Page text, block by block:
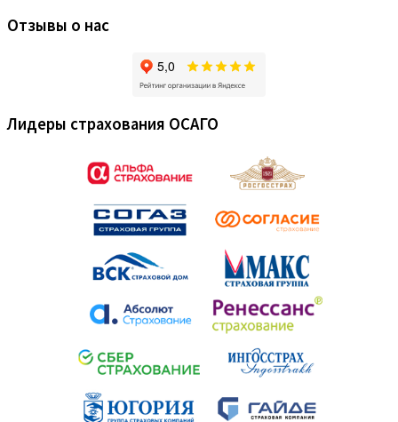
Отзывы о нас
Лидеры страхования ОСАГО